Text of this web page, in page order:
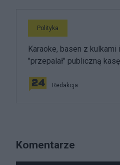
Polityka
Karaoke, basen z
"przepalał" publiczną kasę
Redakcja
Komentarze